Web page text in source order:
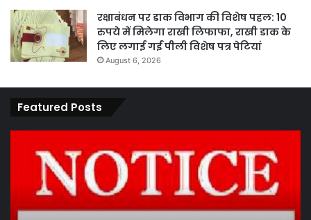
रक्षाबंधन पर डाक विभाग की विशेष पहल: 10
रुपये में मिलेगा राखी लिफाफा, राखी डाक के
लिए लगाई गईं पीली विशेष पत्र पेटियां
August 6, 2026
Featured Posts
ठेकेदार
को